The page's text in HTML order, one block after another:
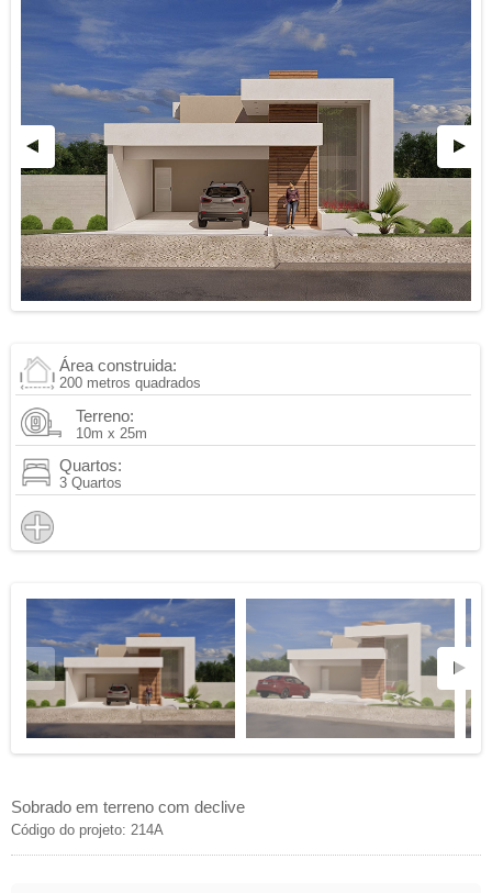
Área construida:
200 metros quadrados
Terreno:
10m x 25m
Quartos:
3 Quartos
Sobrado em terreno com declive
Código do projeto: 214A